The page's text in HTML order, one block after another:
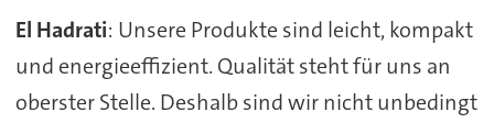
El Hadrati: Unsere Produkte sind leicht, kompakt
und energieeffizient. Qualität steht für uns an
oberster Stelle. Deshalb sind wir nicht unbedingt